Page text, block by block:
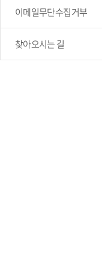
이메일무단수집거부
찾아오시는 길